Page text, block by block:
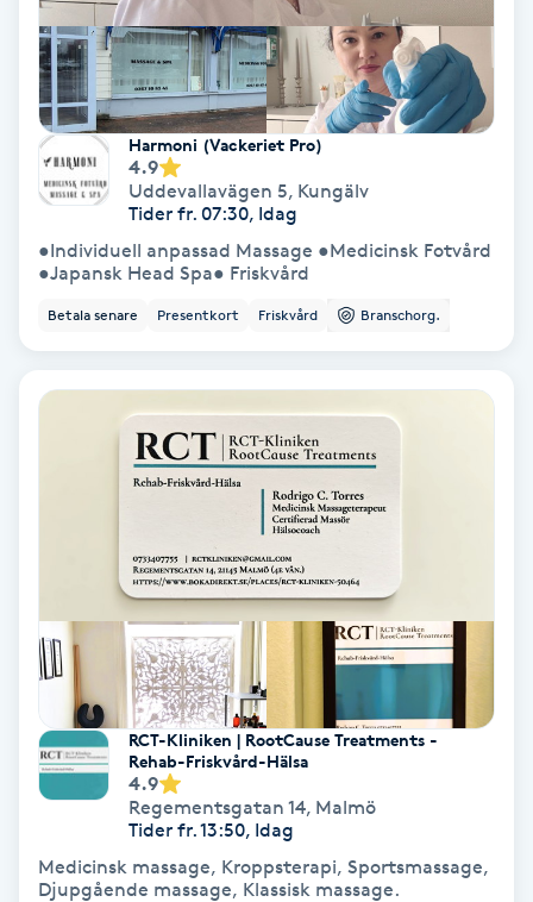
Spa
Spa manikyr & pedikyr
Spa-manikyr
Spa-pedikyr
Spraytan
Stylist
Svettbehandling
Tuina-massage
Taktil massage
Tandblekning
Tandläkare
Harmoni (Vackeriet Pro)
4.9
Uddevallavägen 5, Kungälv
Tider fr. 07:30, Idag
●Individuell anpassad Massage ●Medicinsk Fotvård
●Japansk Head Spa● Friskvård
Betala senare Presentkort Friskvård Branschorg.
RCT-Kliniken | RootCause Treatments -
Rehab-Friskvård-Hälsa
4.9
Regementsgatan 14, Malmö
Tider fr. 13:50, Idag
Medicinsk massage, Kroppsterapi, Sportsmassage,
Djupgående massage, Klassisk massage.